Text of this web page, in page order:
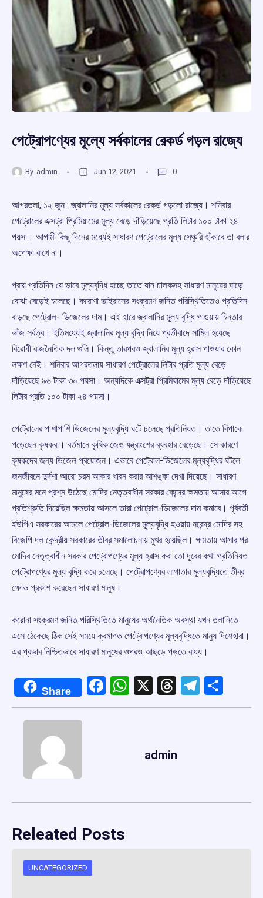
পেট্রোপণ্যের মূল্যে সর্বকালের রেকর্ড গড়ল রাজ্যে
By admin Jun 12, 2021 0
আগরতলা, ১২ জুন : জ্বালানির মূল্য সর্বকালের রেকর্ড গড়লো রাজ্যে। শনিবার
পেট্রোলের এক্সট্রা প্রিমিয়ামের মূল্য বেড়ে দাঁড়িয়েছে প্রতি লিটার ১০০ টাকা ২৪
পয়সা। আগামী কিছু দিনের মধ্যেই সাধারণ পেট্রোলের মূল্য সেঞ্চুরি হাঁকাবে তা বলার
অপেক্ষা রাখে না।
প্রায় প্রতিদিন যে ভাবে মূল্যবৃদ্ধি হচ্ছে তাতে যান চালকসহ সাধারণ মানুষের ঘাড়ে
বোঝা বেড়েই চলেছে। করোণা ভাইরাসের সংক্রমণ জনিত পরিস্থিতিতেও প্রতিদিন
বাড়ছে পেট্রোল- ডিজেলের দাম। এই হারে জ্বালানির মূল্য বৃদ্ধি পাওয়ায় চিন্তার
ভাঁজ সর্বত্র। ইতিমধ্যেই জ্বালানির মূল্য বৃদ্ধি নিয়ে প্রতীবাদে সামিল হয়েছে
বিরোধী রাজনৈতিক দল গুলি। কিন্তু তারপরও জ্বালানির মূল্য হ্রাস পাওয়ার কোন
লক্ষণ নেই। শনিবার আগরতলায় সাধারণ পেট্রোলের লিটার প্রতি মূল্য বেড়ে
দাঁড়িয়েছে ৯৬ টাকা ৩০ পয়সা। অন্যদিকে এক্সট্রা প্রিমিয়ামের মূল্য বেড়ে দাঁড়িয়েছে
লিটার প্রতি ১০০ টাকা ২৪ পয়সা।
পেট্রোলের পাশাপাশি ডিজেলের মূল্যবৃদ্ধি ঘটে চলেছে প্রতিনিয়ত। তাতে বিপাকে
পড়েছেন কৃষকরা। বর্তমানে কৃষিকাজেও যন্ত্রাংশের ব্যবহার বেড়েছে। সে কারণে
কৃষকদের জন্য ডিজেল প্রয়োজন। এভাবে পেট্রোল-ডিজেলের মূল্যবৃদ্ধির ঘটলে
জনজীবনে দুর্দশা আরো চরম আকার ধারন করার আশঙ্কা দেখা দিয়েছে। সাধারণ
মানুষের মনে প্রশ্ন উঠেছে মোদির নেতৃত্বাধীন সরকার কেন্দ্রে ক্ষমতায় আসার আগে
প্রতিশ্রুতি দিয়েছিল ক্ষমতায় আসলে তারা পেট্রোল-ডিজেলের দাম কমাবে। পূর্ববর্তী
ইউপিএ সরকারের আমলে পেট্রোল-ডিজেলের মূল্যবৃদ্ধি হওয়ায় নরেন্দ্র মোদির সহ
বিজেপি দল কেন্দ্রীয় সরকারের তীব্র সমালোচনায় মুখর হয়েছিল। ক্ষমতায় আসার পর
মোদির নেতৃত্বাধীন সরকার পেট্রোপণ্যের মূল্য হ্রাস করা তো দূরের কথা প্রতিনিয়ত
পেট্রোপণ্যের মূল্য বৃদ্ধি করে চলেছে। পেট্রোপণ্যের লাগাতার মূল্যবৃদ্ধিতে তীব্র
ক্ষোভ প্রকাশ করেছেন সাধারণ মানুষ।
করোনা সংক্রমণ জনিত পরিস্থিতিতে মানুষের অর্থনৈতিক অবস্থা যখন তলানিতে
এসে ঠেকেছে ঠিক সেই সময়ে ক্রমাগত পেট্রোপণ্যের মূল্যবৃদ্ধিতে মানুষ দিশেহারা।
এর প্রভাব নিশ্চিতভাবে সাধারণ মানুষের ওপরও আছড়ে পড়তে বাধ্য।
Share Facebook
WhatsApp
X Threads
admin
Releated Posts
UNCATEGORIZED